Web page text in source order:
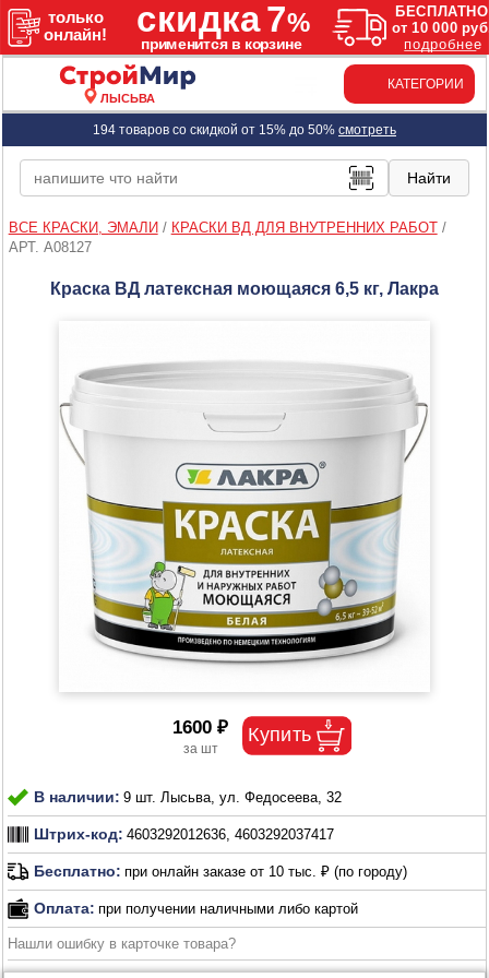
ЛЫСЬВА
КАТЕГОРИИ
194 товаров со скидкой от 15% до 50% смотреть
ВСЕ КРАСКИ, ЭМАЛИ / КРАСКИ ВД ДЛЯ ВНУТРЕННИХ РАБОТ/
АРТ. A08127
Краска ВД латексная моющаяся 6,5 кг, Лакра
1600 ₽
В наличии: 9 шт. Лысьва, ул. Федосеева, 32
Штрих-код: 4603292012636, 4603292037417
Бесплатно: при онлайн заказе от 10 тыс. ₽ (по городу)
Оплата: при получении наличными либо картой
Нашли ошибку в карточке товара?